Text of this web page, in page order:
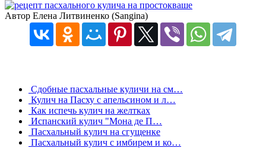
Автор Елена Литвиненко (Sangina)
Сдобные пасхальные куличи на см…
Кулич на Пасху с апельсином и л…
Как испечь кулич на желтках
Испанский кулич "Мона де П…
Пасхальный кулич на сгущенке
Пасхальный кулич с имбирем и ко…